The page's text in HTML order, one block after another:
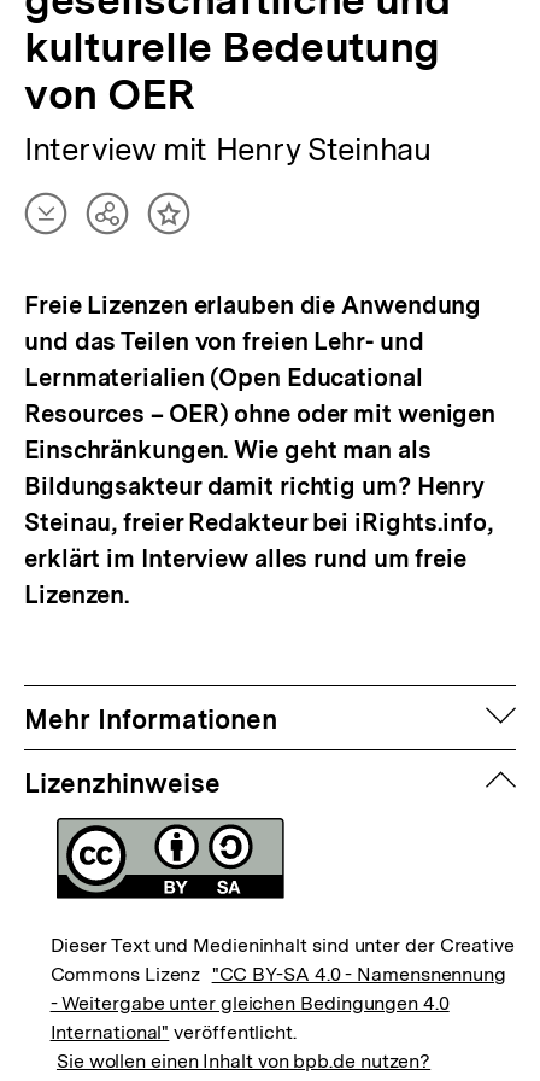
kulturelle Bedeutung
von OER
Interview mit Henry Steinhau
Artikel
herunterladen
TeilenInhalt
Freie Lizenzen erlauben die Anwendung
und das Teilen von freien Lehr- und
Lernmaterialien (Open Educational
Resources – OER) ohne oder mit wenigen
Einschränkungen. Wie geht man als
Bildungsakteur damit richtig um? Henry
Steinau, freier Redakteur bei iRights.info,
erklärt im Interview alles rund um freie
Lizenzen.
Mehr Informationen
Lizenzhinweise
Dieser Text und Medieninhalt sind unter der Creative
Commons Lizenz "CC BY-SA 4.0 - Namensnennung
- Weitergabe unter gleichen Bedingungen 4.0
International" veröffentlicht.
Sie wollen einen Inhalt von bpb.de nutzen?